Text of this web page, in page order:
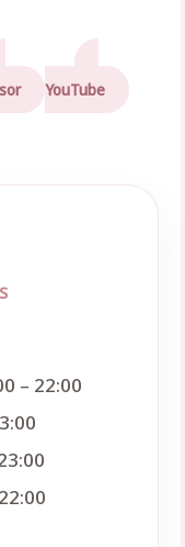
YouTube
– 22:00